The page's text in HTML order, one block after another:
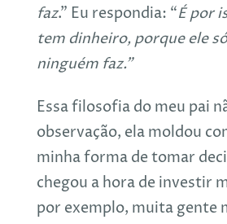
faz.” Eu respondia: “É por
tem dinheiro, porque ele
ninguém faz.”
Essa filosofia do meu pai
observação, ela moldou
minha forma de tomar
chegou a hora de investir
por exemplo, muita gente